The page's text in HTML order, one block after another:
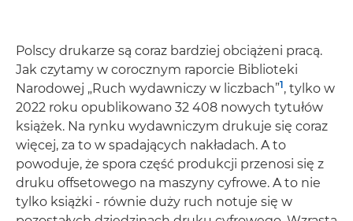
Polscy drukarze są coraz bardziej obciążeni pracą.
Jak czytamy w corocznym raporcie Biblioteki
Narodowej „Ruch wydawniczy w liczbach”1, tylko w
2022 roku opublikowano 32 408 nowych tytułów
książek. Na rynku wydawniczym drukuje się coraz
więcej, za to w spadających nakładach. A to
powoduje, że spora część produkcji przenosi się z
druku offsetowego na maszyny cyfrowe. A to nie
tylko książki - równie duży ruch notuje się w